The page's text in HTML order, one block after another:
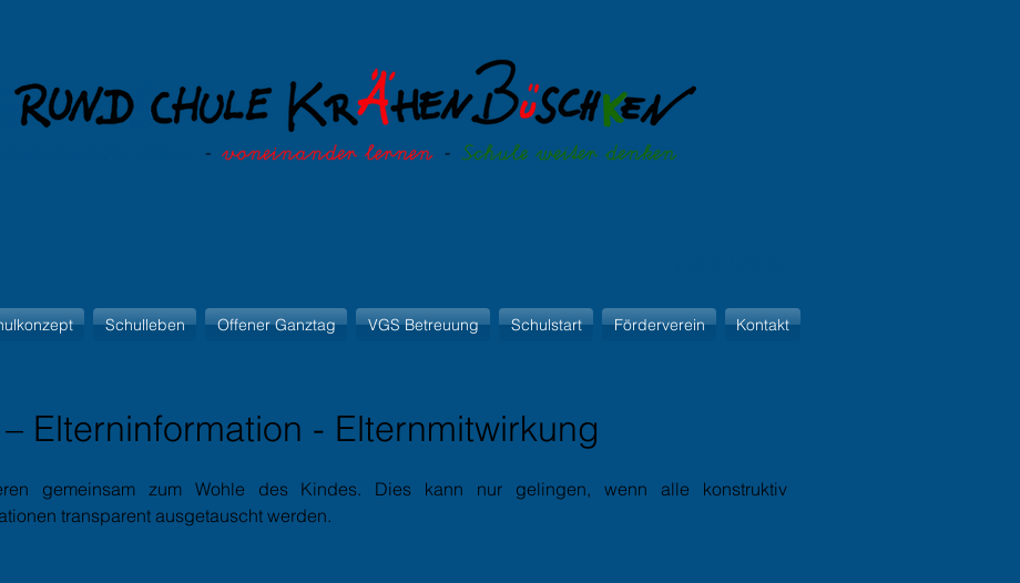
Schulleben Offener Ganztag VGS Betreuung Schulstart Förderverein Kontakt
Elterninformation - Elternmitwirkung
gemeinsam zum Wohle des Kindes. Dies kann nur gelingen, wenn alle konstruktiv
transparent ausgetauscht werden.